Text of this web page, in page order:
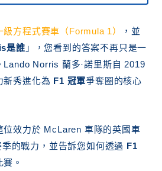
級方程式賽車（Formula 1）
，並
是誰 」，您看到的答案不再只是一
Lando Norris 蘭多·諾里斯自 2019
新秀進化為 F1 冠軍爭奪圈的核心
位效力於 McLaren 車隊的英國車
的戰力，並告訴您如何透過 F1
。